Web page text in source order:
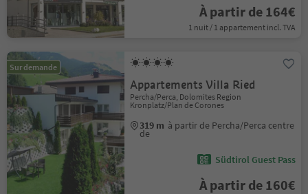
À partir de 164€
1 nuit / 1 appartement incl. TVA
Sur demande
Appartements Villa Ried
Percha/Perca, Dolomites Region
Kronplatz/Plan de Corones
319 m à partir de Percha/Perca centre
de
Südtirol Guest Pass
À partir de 160€